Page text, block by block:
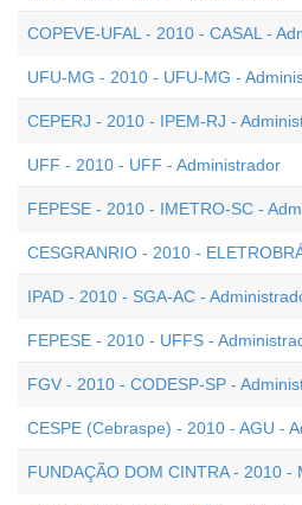
COPEVE-UFAL - 2010 - CASAL -
UFU-MG - 2010 - UFU-MG -
CEPERJ - 2010 - IPEM-RJ -
UFF - 2010 - UFF - Administrador
FEPESE - 2010 - IMETRO-SC -
CESGRANRIO - 2010 -
IPAD - 2010 - SGA-AC -
FEPESE - 2010 - UFFS -
FGV - 2010 - CODESP-SP -
CESPE (Cebraspe) - 2010 - AGU -
FUNDAÇÃO DOM CINTRA - 2010 -